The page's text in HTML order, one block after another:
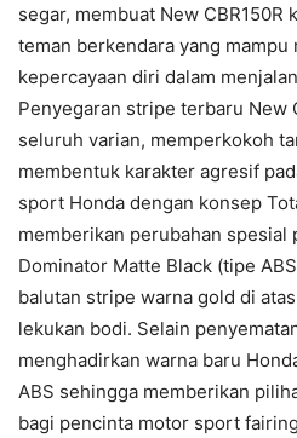
segar, membuat New CBR150R
teman berkendara yang mampu
kepercayaan diri dalam
Penyegaran stripe terbaru New
seluruh varian, memperkokoh
membentuk karakter agresif
sport Honda dengan konsep
memberikan perubahan spesial
Dominator Matte Black (tipe
balutan stripe warna gold di
lekukan bodi. Selain
menghadirkan warna baru
ABS sehingga memberikan
bagi pencinta motor sport